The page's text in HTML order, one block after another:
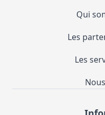
Qui
Les
Les